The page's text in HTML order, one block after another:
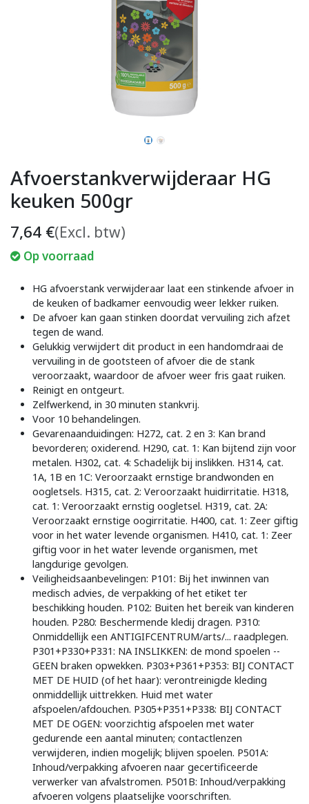
Afvoerstankverwijderaar HG
keuken 500gr
7,64 €(Excl. btw)
Op voorraad
HG afvoerstank verwijderaar laat een stinkende afvoer in
de keuken of badkamer eenvoudig weer lekker ruiken.
De afvoer kan gaan stinken doordat vervuiling zich afzet
tegen de wand.
Gelukkig verwijdert dit product in een handomdraai de
vervuiling in de gootsteen of afvoer die de stank
veroorzaakt, waardoor de afvoer weer fris gaat ruiken.
Reinigt en ontgeurt.
Zelfwerkend, in 30 minuten stankvrij.
Voor 10 behandelingen.
Gevarenaanduidingen: H272, cat. 2 en 3: Kan brand
bevorderen; oxiderend. H290, cat. 1: Kan bijtend zijn voor
metalen. H302, cat. 4: Schadelijk bij inslikken. H314, cat.
1A, 1B en 1C: Veroorzaakt ernstige brandwonden en
oogletsels. H315, cat. 2: Veroorzaakt huidirritatie. H318,
cat. 1: Veroorzaakt ernstig oogletsel. H319, cat. 2A:
Veroorzaakt ernstige oogirritatie. H400, cat. 1: Zeer giftig
voor in het water levende organismen. H410, cat. 1: Zeer
giftig voor in het water levende organismen, met
langdurige gevolgen.
Veiligheidsaanbevelingen: P101: Bij het inwinnen van
medisch advies, de verpakking of het etiket ter
beschikking houden. P102: Buiten het bereik van kinderen
houden. P280: Beschermende kledij dragen. P310:
Onmiddellijk een ANTIGIFCENTRUM/arts/... raadplegen.
P301+P330+P331: NA INSLIKKEN: de mond spoelen --
GEEN braken opwekken. P303+P361+P353: BIJ CONTACT
MET DE HUID (of het haar): verontreinigde kleding
onmiddellijk uittrekken. Huid met water
afspoelen/afdouchen. P305+P351+P338: BIJ CONTACT
MET DE OGEN: voorzichtig afspoelen met water
gedurende een aantal minuten; contactlenzen
verwijderen, indien mogelijk; blijven spoelen. P501A:
Inhoud/verpakking afvoeren naar gecertificeerde
verwerker van afvalstromen. P501B: Inhoud/verpakking
afvoeren volgens plaatselijke voorschriften.